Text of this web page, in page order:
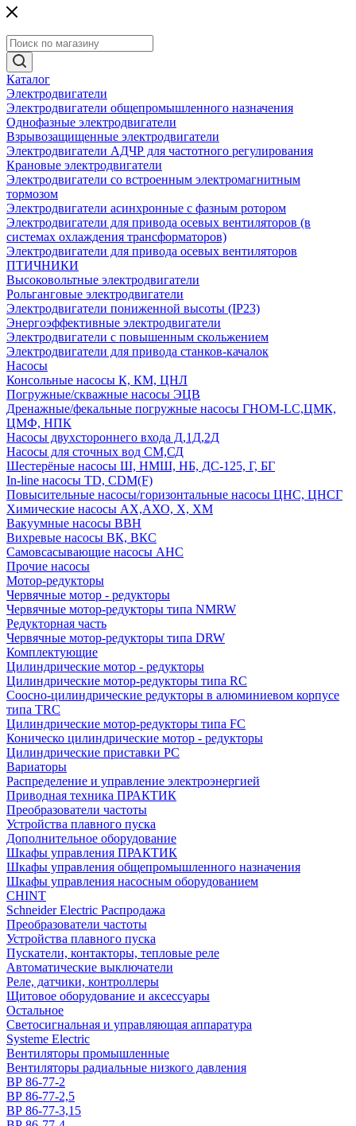
Каталог
Электродвигатели
Электродвигатели общепромышленного назначения
Однофазные электродвигатели
Взрывозащищенные электродвигатели
Электродвигатели АДЧР для частотного регулирования
Крановые электродвигатели
Электродвигатели со встроенным электромагнитным
тормозом
Электродвигатели асинхронные с фазным ротором
Электродвигатели для привода осевых вентиляторов (в
системах охлаждения трансформаторов)
Электродвигатели для привода осевых вентиляторов
ПТИЧНИКИ
Высоковольтные электродвигатели
Рольганговые электродвигатели
Электродвигатели пониженной высоты (IP23)
Энергоэффективные электродвигатели
Электродвигатели с повышенным скольжением
Электродвигатели для привода станков-качалок
Насосы
Консольные насосы К, КМ, ЦНЛ
Погружные/скважные насосы ЭЦВ
Дренажные/фекальные погружные насосы ГНОМ-LC,ЦМК,
ЦМФ, НПК
Насосы двухстороннего входа Д,1Д,2Д
Насосы для сточных вод СМ,СД
Шестерёные насосы Ш, НМШ, НБ, ДС-125, Г, БГ
In-line насосы TD, CDM(F)
Повысительные насосы/горизонтальные насосы ЦНС, ЦНСГ
Химические насосы АХ,АХО, Х, ХМ
Вакуумные насосы ВВН
Вихревые насосы ВК, ВКС
Самовсасывающие насосы АНС
Прочие насосы
Мотор-редукторы
Червячные мотор - редукторы
Червячные мотор-редукторы типа NMRW
Редукторная часть
Червячные мотор-редукторы типа DRW
Комплектующие
Цилиндрические мотор - редукторы
Цилиндрические мотор-редукторы типа RC
Соосно-цилиндрические редукторы в алюминиевом корпусе
типа TRC
Цилиндрические мотор-редукторы типа FC
Коническо цилиндрические мотор - редукторы
Цилиндрические приставки PC
Вариаторы
Распределение и управление электроэнергией
Приводная техника ПРАКТИК
Преобразователи частоты
Устройства плавного пуска
Дополнительное оборудование
Шкафы управления ПРАКТИК
Шкафы управления общепромышленного назначения
Шкафы управления насосным оборудованием
CHINT
Schneider Electric Распродажа
Преобразователи частоты
Устройства плавного пуска
Пускатели, контакторы, тепловые реле
Автоматические выключатели
Реле, датчики, контроллеры
Щитовое оборудование и аксессуары
Остальное
Светосигнальная и управляющая аппаратура
Systeme Electric
Вентиляторы промышленные
Вентиляторы радиальные низкого давления
ВР 86-77-2
ВР 86-77-2,5
ВР 86-77-3,15